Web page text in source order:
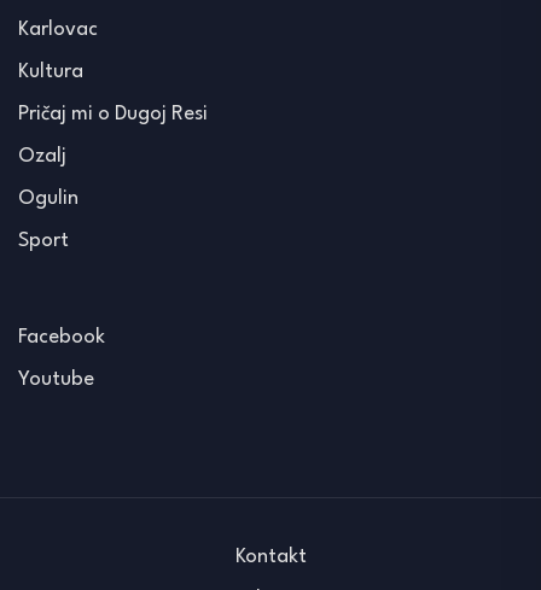
Karlovac
Kultura
Pričaj mi o Dugoj Resi
Ozalj
Ogulin
Sport
Facebook
Youtube
Kontakt